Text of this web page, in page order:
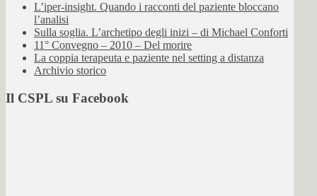
L’iper-insight. Quando i racconti del paziente bloccano
l’analisi
Sulla soglia. L’archetipo degli inizi – di Michael Conforti
11° Convegno – 2010 – Del morire
La coppia terapeuta e paziente nel setting a distanza
Archivio storico
Il CSPL su Facebook